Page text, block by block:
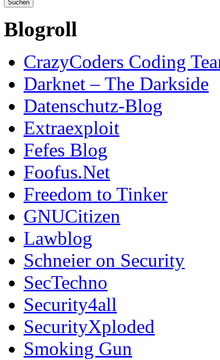
Blogroll
CrazyCoders Coding
Darknet – The Darkside
Datenschutz-Blog
Extraexploit
Fefes Blog
Foofus.Net
Freedom to Tinker
GNUCitizen
Lawblog
Schneier on Security
SecTechno
Security4all
SecurityXploded
Smoking Gun